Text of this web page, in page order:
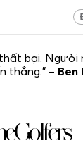
bại. Người
thắng.” – Ben